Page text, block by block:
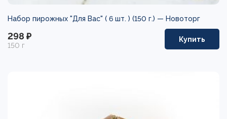
Набор пирожных "Для Вас" ( 6 шт. ) (150 г.) — Новоторг
298 ₽
150 г
Купить